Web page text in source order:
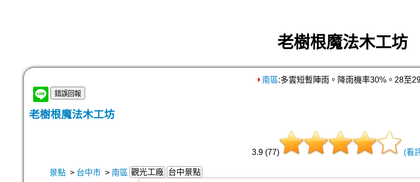
老樹根魔法木工坊
南區:多雲短暫陣雨。降雨機率30%。28至
老樹根魔法木工坊
3.9 (77) (看
景點 > 台中市 > 南區 觀光工廠 台中景點